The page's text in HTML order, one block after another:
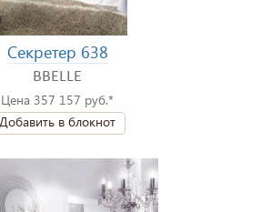
Секретер 638
BBELLE
Цена 357 157 руб.*
Добавить в блокнот